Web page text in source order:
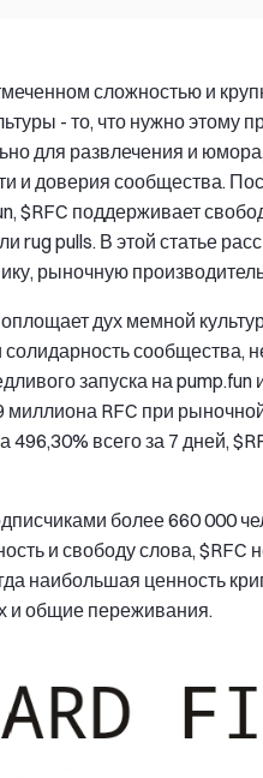
сложностью и
- то, что нужно этому
для развлечения и
и доверия сообщества.
$RFC поддерживает
rug pulls. В этой статье
рыночную
дух мемной
сообщества,
запуска на
RFC при
всего за 7 дней,
более 660 000
и свободу слова,
наибольшая ценность
и общие переживания.